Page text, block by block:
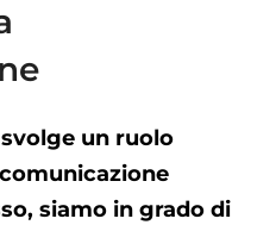
un ruolo
siamo in grado di